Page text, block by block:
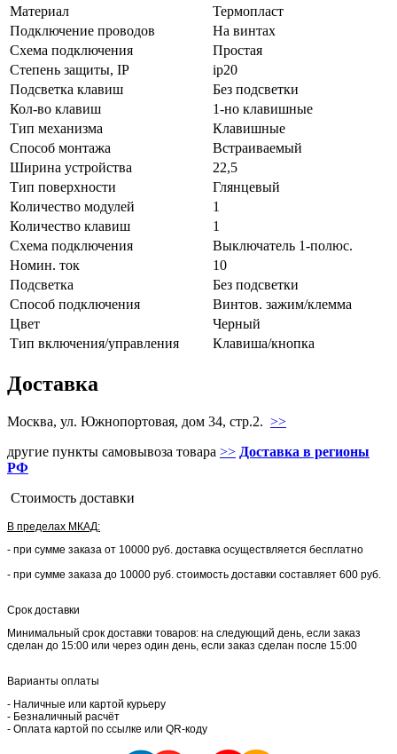
Мaтериал
Термопласт
Подключение проводов
На винтах
Схeмa пoдключeния
Простая
Стeпень зaщиты, IP
ip20
Подсветка клавиш
Без подсветки
Кол-во клaвиш
1-но клавишные
Тип механизма
Клавишные
Способ монтажа
Встраиваемый
Ширина устройства
22,5
Тип поверхности
Глянцевый
Количество модулей
1
Количество клавиш
1
Схема подключения
Выключатель 1-полюс.
Номин. ток
10
Подсветка
Без подсветки
Способ подключения
Винтов. зажим/клемма
Цвет
Черный
Тип включения/управления
Клавиша/кнопка
Доставка
Москва, ул. Южнопортовая, дом 34, стр.2. >>
другие пункты самовывоза товара >> Доставка в регионы
РФ
Стоимость доставки
В пределах МКАД:
- при сумме заказа от 10000 руб. доставка осуществляется бесплатно
- при сумме заказа до 10000 руб. стоимость доставки составляет 600 руб.
Срок доставки
Минимальный срок доставки товаров: на следующий день, если заказ
сделан до 15:00 или через один день, если заказ сделан после 15:00
Варианты оплаты
- Наличные или картой курьеру
- Безналичный расчёт
- Оплата картой по ссылке или QR-коду